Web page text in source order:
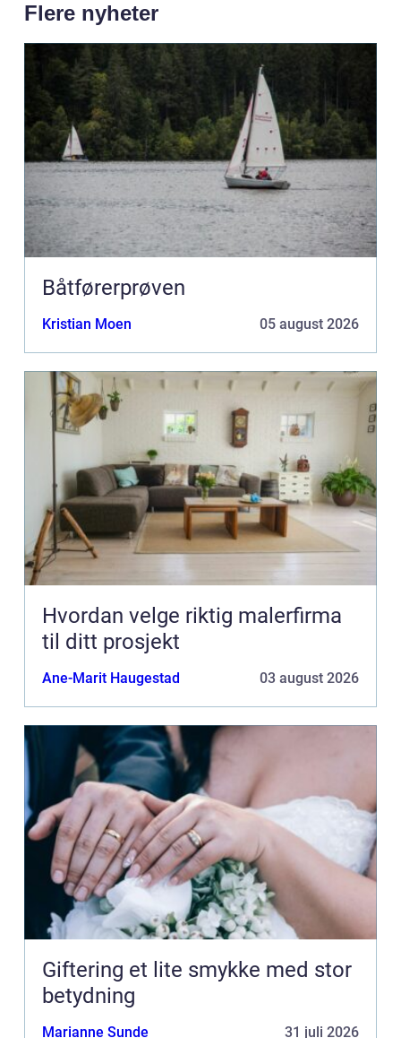
Flere nyheter
Båtførerprøven
Kristian Moen 05 august 2026
Hvordan velge riktig malerfirma
til ditt prosjekt
Ane-Marit Haugestad 03 august 2026
Giftering et lite smykke med stor
betydning
Marianne Sunde 31 juli 2026